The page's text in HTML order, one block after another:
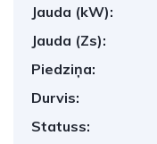
Jauda (kW):
Jauda (Zs):
Piedziņa:
Durvis:
Statuss: